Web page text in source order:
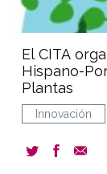
El CITA
Hispano-
Plantas
Innovación